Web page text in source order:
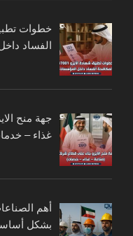
الفساد
جهة منح
غذاء –
بشكل